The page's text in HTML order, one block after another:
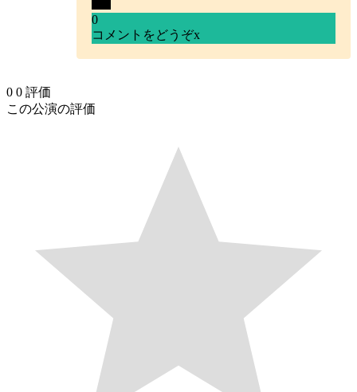
0
コメントをどうぞx
0 0 評価
この公演の評価